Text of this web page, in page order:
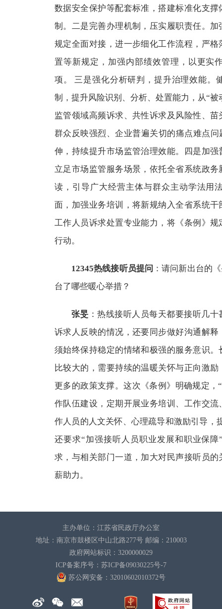
数据安全保护等配套标准，搭建标准化支
制。二是完善办理机制，压实履职责任。
规定全面对接，进一步细化工作流程，严
置等新规定，加强内部绩效管理，以更实
项。 三是强化分析研判，提升治理效能。
制，提升风险识别、分析、处置能力，从“
监管领域高频诉求、共性诉求及风险性、
群众反映强烈、企业普遍关切的痛点难点
伸，持续提升市场监管治理效能。四是加
立足市场监管服务场景，依托全省系统政
读，引导广大经营主体与群众主动学法用
面，加强业务培训，将新规纳入全省系统
工作人员诉求处置专业能力，将《条例》
行动。
12345热线接听员提问 ：请问新出台的
台了哪些暖心举措？
张旻 ：热线接听人员每天都要接听几
诉求人反映的情况，还要同步做好沟通解
须始终保持稳定的情绪和极强的服务意识
比较大的，需要持续的温暖关怀与正向激
更多的政策支撑。这次《条例》明确规定，
作队伍建设，定期开展业务培训、工作交
作人员的人文关怀、心理疏导和激励引导，
还要求“加强接听人员职业发展和职业保
求，与相关部门一道，加大对民声接听员
薪助力。
主办单位：江苏省民政厅办公室
地址：南京市鼓楼区中山北路277号 邮编：210003
政府网站标识：3200000029
ICP备案序号：苏ICP备09030225号-7
苏公网安备：32010602010372号